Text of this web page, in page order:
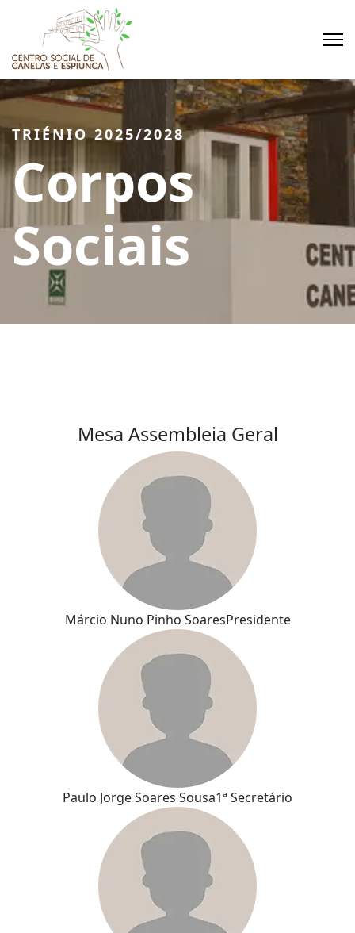
TRIÉNIO 2025/2028
Corpos
Sociais
Mesa Assembleia Geral
Márcio Nuno Pinho SoaresPresidente
Paulo Jorge Soares Sousa1ª Secretário